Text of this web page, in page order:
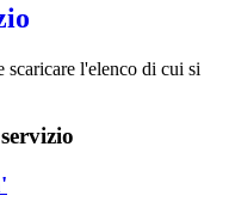
scaricare l'elenco di cui si